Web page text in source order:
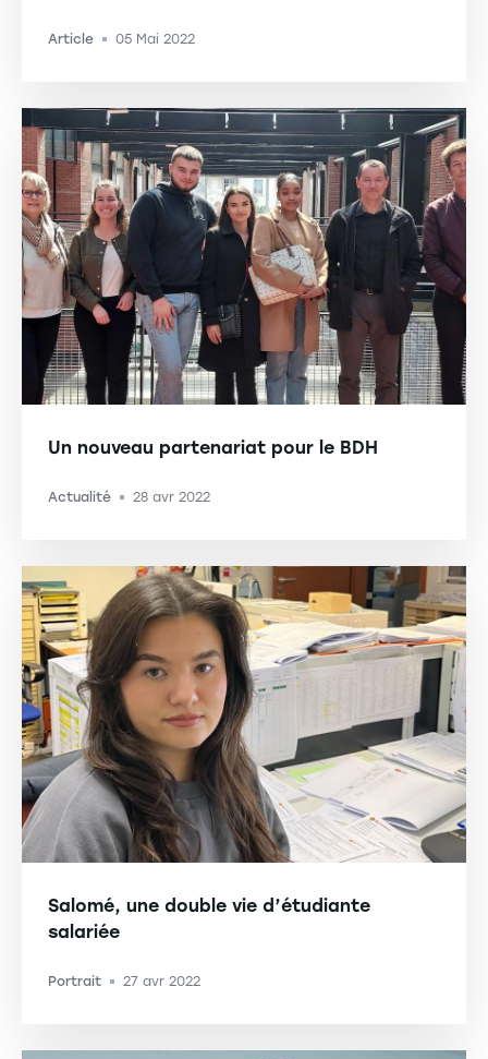
Article -05 Mai 2022
Un nouveau partenariat pour le BDH
Actualité -28 avr 2022
Salomé, une double vie d’étudiante
salariée
Portrait -27 avr 2022